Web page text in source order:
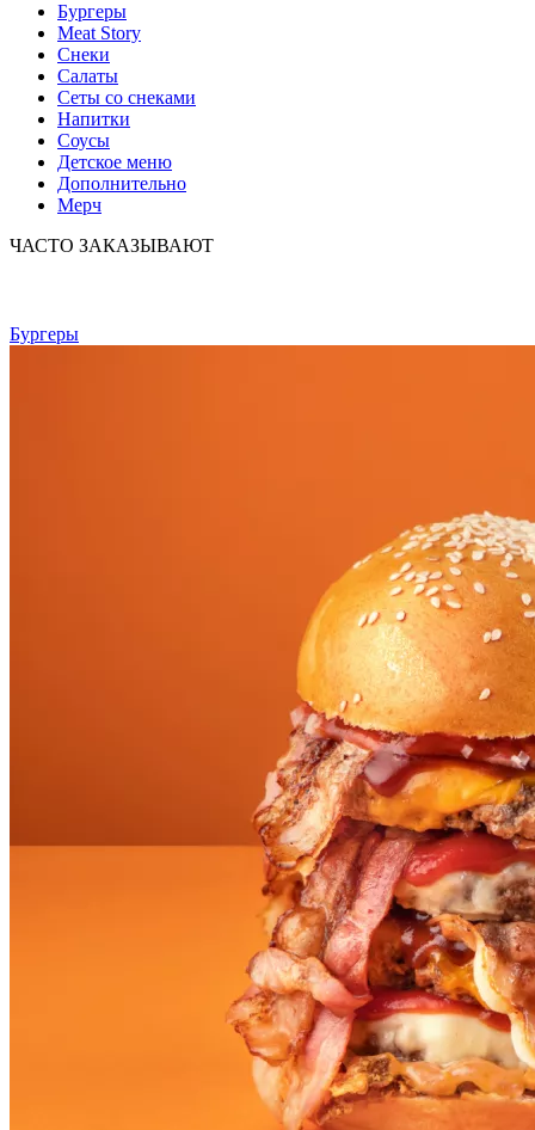
Бургеры
Meat Story
Снеки
Салаты
Сеты со снеками
Напитки
Соусы
Детское меню
Дополнительно
Мерч
ЧАСТО ЗАКАЗЫВАЮТ
Бургеры